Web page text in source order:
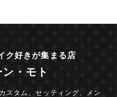
ク好きが集まる店
・モト
スタム、セッティング、
メン